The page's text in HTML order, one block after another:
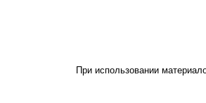
При использовании